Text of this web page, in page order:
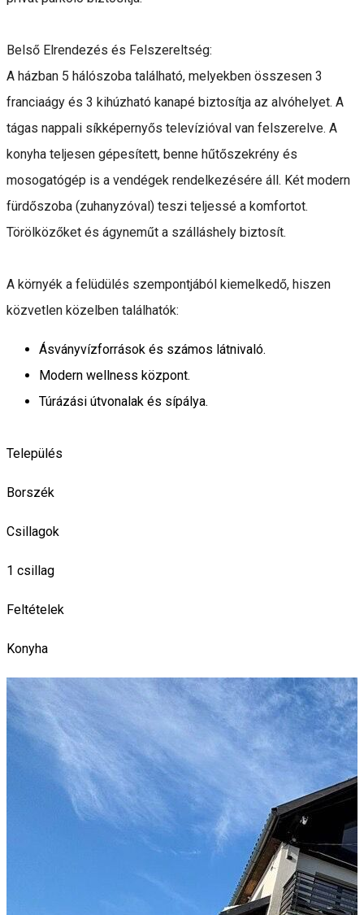
Belső Elrendezés és Felszereltség:
A házban 5 hálószoba található, melyekben összesen 3
franciaágy és 3 kihúzható kanapé biztosítja az alvóhelyet. A
tágas nappali síkképernyős televízióval van felszerelve. A
konyha teljesen gépesített, benne hűtőszekrény és
mosogatógép is a vendégek rendelkezésére áll. Két modern
fürdőszoba (zuhanyzóval) teszi teljessé a komfortot.
Törölközőket és ágyneműt a szálláshely biztosít.
A környék a felüdülés szempontjából kiemelkedő, hiszen
közvetlen közelben találhatók:
Ásványvízforrások és számos látnivaló.
Modern wellness központ.
Túrázási útvonalak és sípálya.
Település
Borszék
Csillagok
1 csillag
Feltételek
Konyha